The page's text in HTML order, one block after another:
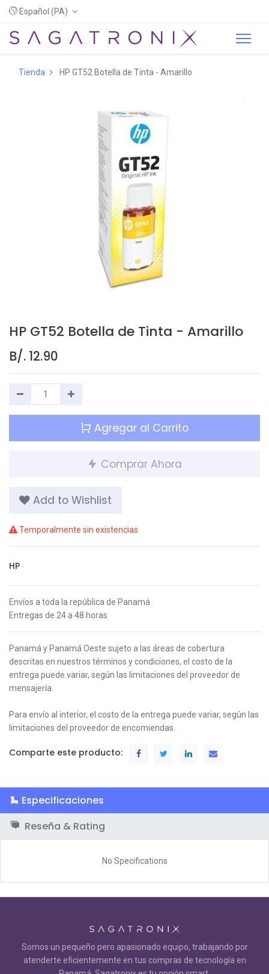
Español (PA)
Tienda HP GT52 Botella de Tinta - Amarillo
HP GT52 Botella de Tinta - Amarillo
B/. 12.90
Agregar al Carrito
Comprar Ahora
Add to Wishlist
Temporalmente sin existencias
HP
Envíos a toda la república de Panamá
Entregas de 24 a 48 horas
Panamá y Panamá Oeste sujeto a las áreas de cobertura
descritas en nuestros términos y condiciones, el costo de la
entrega puede variar, según las limitaciones del proveedor de
mensajería.
Para envío al interior, el costo de la entrega puede variar, según las
limitaciones del proveedor de encomiendas.
Comparte este producto:
Especificaciones
Reseña & Rating
No Specifications
Somos un pequeño pero apasionado equipo, trabajando por
atenderte eficientemente en tus compras de tecnología en